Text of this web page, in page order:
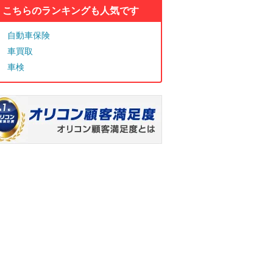
こちらのランキングも人気です
自動車保険
車買取
車検